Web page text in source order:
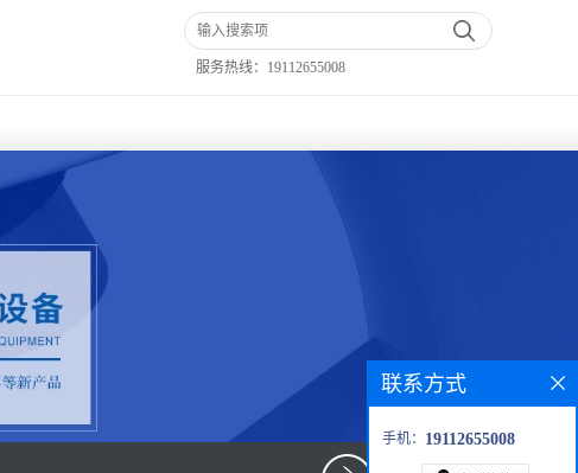
服务热线： 19112655008
联系方式
手机： 19112655008